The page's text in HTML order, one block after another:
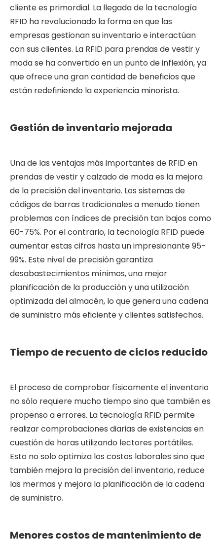
cliente es primordial. La llegada de la tecnología
RFID ha revolucionado la forma en que las
empresas gestionan su inventario e interactúan
con sus clientes. La RFID para prendas de vestir y
moda se ha convertido en un punto de inflexión, ya
que ofrece una gran cantidad de beneficios que
están redefiniendo la experiencia minorista.
Gestión de inventario mejorada
Una de las ventajas más importantes de RFID en
prendas de vestir y calzado de moda es la mejora
de la precisión del inventario. Los sistemas de
códigos de barras tradicionales a menudo tienen
problemas con índices de precisión tan bajos como
60-75%. Por el contrario, la tecnología RFID puede
aumentar estas cifras hasta un impresionante 95-
99%. Este nivel de precisión garantiza
desabastecimientos mínimos, una mejor
planificación de la producción y una utilización
optimizada del almacén, lo que genera una cadena
de suministro más eficiente y clientes satisfechos.
Tiempo de recuento de ciclos reducido
El proceso de comprobar físicamente el inventario
no sólo requiere mucho tiempo sino que también es
propenso a errores. La tecnología RFID permite
realizar comprobaciones diarias de existencias en
cuestión de horas utilizando lectores portátiles.
Esto no solo optimiza los costos laborales sino que
también mejora la precisión del inventario, reduce
las mermas y mejora la planificación de la cadena
de suministro.
Menores costos de mantenimiento de